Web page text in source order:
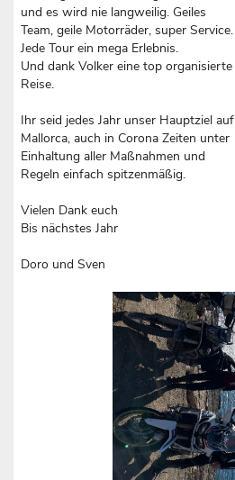
und es wird nie langweilig. Geiles
Team, geile Motorräder, super Service.
Jede Tour ein mega Erlebnis.
Und dank Volker eine top organisierte
Reise.
Ihr seid jedes Jahr unser Hauptziel auf
Mallorca, auch in Corona Zeiten unter
Einhaltung aller Maßnahmen und
Regeln einfach spitzenmäßig.
Vielen Dank euch
Bis nächstes Jahr
Doro und Sven